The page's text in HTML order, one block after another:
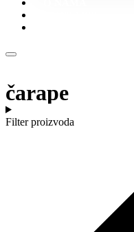
čarape
Filter proizvoda